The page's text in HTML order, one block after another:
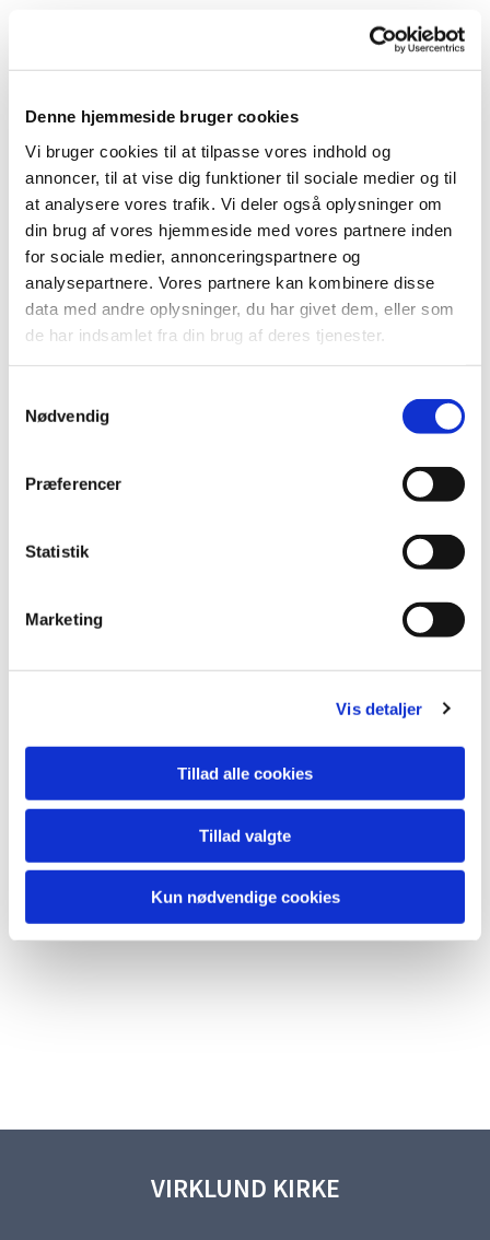
Denne hjemmeside bruger cookies
Vi bruger cookies til at tilpasse vores indhold og
annoncer, til at vise dig funktioner til sociale medier og til
at analysere vores trafik. Vi deler også oplysninger om
din brug af vores hjemmeside med vores partnere inden
for sociale medier, annonceringspartnere og
analysepartnere. Vores partnere kan kombinere disse
data med andre oplysninger, du har givet dem, eller som
de har indsamlet fra din brug af deres tjenester.
Nødvendig
Præferencer
Statistik
Marketing
Vis detaljer
Tillad alle cookies
Tillad valgte
Kun nødvendige cookies
Du vil måske også kunne
VIRKLUND KIRKE